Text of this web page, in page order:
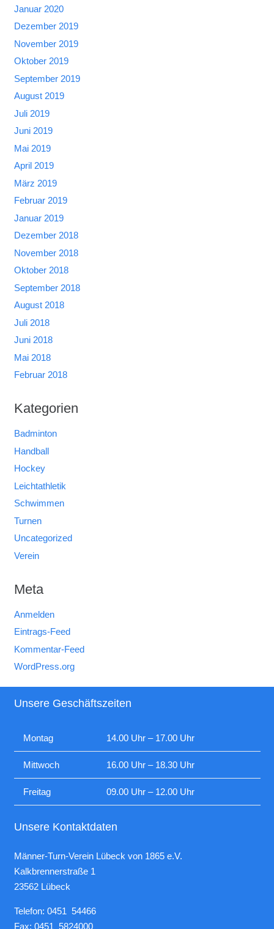
Januar 2020
Dezember 2019
November 2019
Oktober 2019
September 2019
August 2019
Juli 2019
Juni 2019
Mai 2019
April 2019
März 2019
Februar 2019
Januar 2019
Dezember 2018
November 2018
Oktober 2018
September 2018
August 2018
Juli 2018
Juni 2018
Mai 2018
Februar 2018
Kategorien
Badminton
Handball
Hockey
Leichtathletik
Schwimmen
Turnen
Uncategorized
Verein
Meta
Anmelden
Eintrags-Feed
Kommentar-Feed
WordPress.org
Unsere Geschäftszeiten
Montag 14.00 Uhr – 17.00 Uhr
Mittwoch 16.00 Uhr – 18.30 Uhr
Freitag 09.00 Uhr – 12.00 Uhr
Unsere Kontaktdaten
Männer-Turn-Verein Lübeck von 1865 e.V.
Kalkbrennerstraße 1
23562 Lübeck
Telefon: 0451 54466
Fax: 0451 5824000